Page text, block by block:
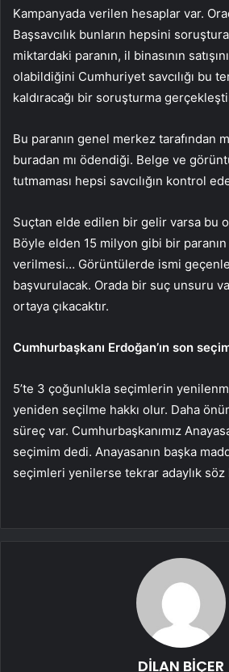
Kampanyada verilen hesaplar var.
Başsavcılık bunların hepsini
miktardaki paranın, il binasının
olabildiğini Cumhuriyet savcılığı bu
kaldıracağı bir soruşturma
Bu paranın genel merkez tarafından
buradan mı ödendiği. Belge ve
tutmaması hepsi savcılığın kontrol
Suçtan elde edilen bir gelir varsa bu
Böyle elden 15 milyon gibi bir
verilmesi… Görüntülerde ismi
başvurulacak. Orada bir suç unsuru
ortaya çıkacaktır.
Cumhurbaşkanı Erdoğan’ın son
5’te 3 çoğunlukla seçimlerin
yeniden seçilme hakkı olur. Daha
süreç var. Cumhurbaşkanımız
seçimim dedi. Anayasanın başka
seçimleri yenilerse tekrar adaylık
DİLAN BİÇER